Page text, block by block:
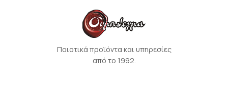
Ποιοτικά προϊόντα και υπηρεσίες
από το 1992.